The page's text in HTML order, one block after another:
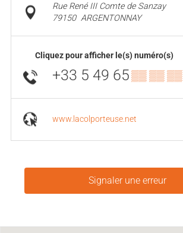
Rue René III Comte de Sanzay
79150 ARGENTONNAY
Cliquez pour afficher le(s) numéro(s)
+33 5 49 65▒▒ ▒▒ ▒▒
www.lacolporteuse.net
Signaler une erreur